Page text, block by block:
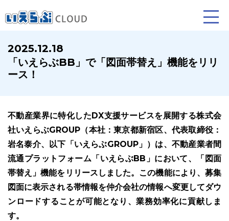
賃貸仲介
ホームページ制作について プラン紹介･制作の流れ
2025.12.18
「いえらぶBB」で「図面帯替え」機能をリリ
ース！
不動産業界に特化したDX支援サービスを展開する株式会
社いえらぶGROUP（本社：東京都新宿区、代表取締役：
岩名泰介、以下「いえらぶGROUP」）は、不動産業者間
流通プラットフォーム「いえらぶBB」において、「図面
帯替え」機能をリリースしました。この機能により、募集
図面に表示される帯情報を仲介会社の情報へ変更してダウ
ンロードすることが可能となり、業務効率化に貢献しま
す。